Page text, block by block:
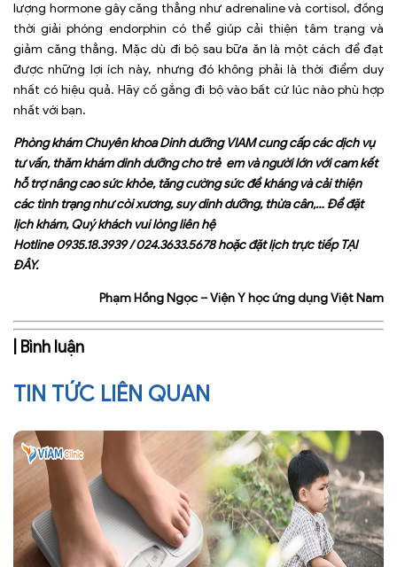
lượng hormone gây căng thẳng như adrenaline và cortisol, đồng
thời giải phóng endorphin có thể giúp cải thiện tâm trạng và
giảm căng thẳng. Mặc dù đi bộ sau bữa ăn là một cách để đạt
được những lợi ích này, nhưng đó không phải là thời điểm duy
nhất có hiệu quả. Hãy cố gắng đi bộ vào bất cứ lúc nào phù hợp
nhất với bạn.
Phòng khám Chuyên khoa Dinh dưỡng VIAM cung cấp các dịch vụ
tư vấn, thămkhám dinh dưỡngcho trẻ em và người lớn với cam kết
hỗ trợ nâng cao sức khỏe, tăng cường sức đề kháng và cải thiện
các tình trạng như còi xương, suy dinh dưỡng, thừa cân,… Để đặt
lịch khám, Quý khách vui lòng liên hệ
Hotline0935.18.3939/024.3633.5678hoặc đặt lịch trực tiếpTẠI
ĐÂY.
Phạm Hồng Ngọc – Viện Y học ứng dụng Việt Nam
| Bình luận
TIN TỨC LIÊN QUAN